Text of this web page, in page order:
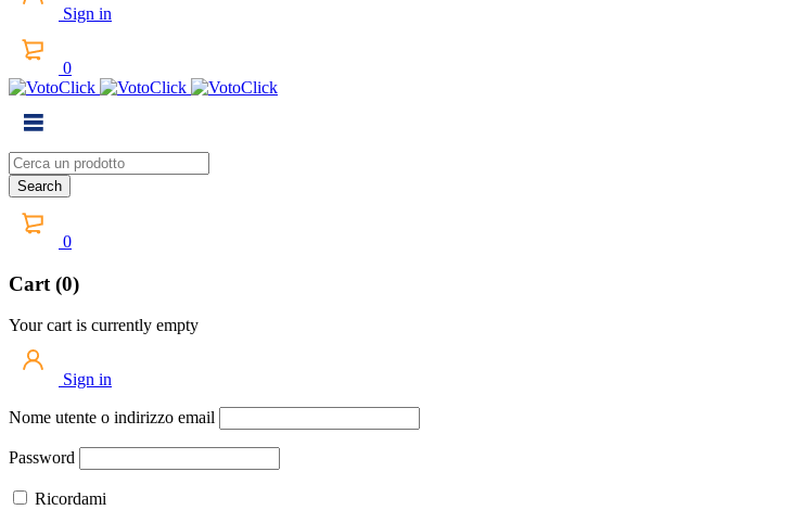
Sign in
0
0
Cart (0)
Your cart is currently empty
Sign in
Nome utente o indirizzo email
Password
Ricordami